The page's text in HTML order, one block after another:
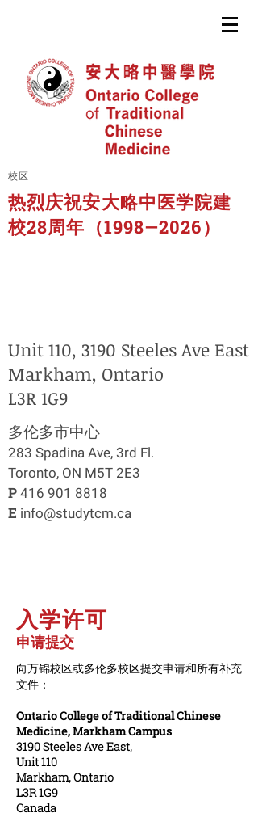
校区
热烈庆祝安大略中医学院建
校28周年（1998—2026）
Unit 110, 3190 Steeles Ave East
Markham, Ontario
L3R 1G9
​多伦多市中心
283 Spadina Ave, 3rd Fl.
Toronto, ON M5T 2E3
P 416 901 8818
E info@studytcm.ca
入学许可
申请提交
向万锦校区或多伦多校区提交申请和所有补充
文件：
Ontario College of Traditional Chinese
Medicine, Markham Campus
3190 Steeles Ave East,
Unit 110
Markham, Ontario
L3R 1G9
Canada